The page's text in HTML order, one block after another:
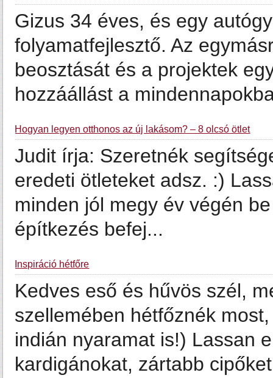
Gizus 34 éves, és egy
folyamatfejlesztő. Az
beosztását és a projektek
hozzáállást a
Hogyan legyen otthonos az új lakásom? – 8 olcsó ötlet
Judit írja: Szeretnék
eredeti ötleteket adsz. :)
minden jól megy év végén
építkezés befej...
Inspiráció hétfőre
Kedves eső és hűvös szél,
szellemében hétfőznék
indián nyaramat is!) Lassan
kardigánokat, zártabb